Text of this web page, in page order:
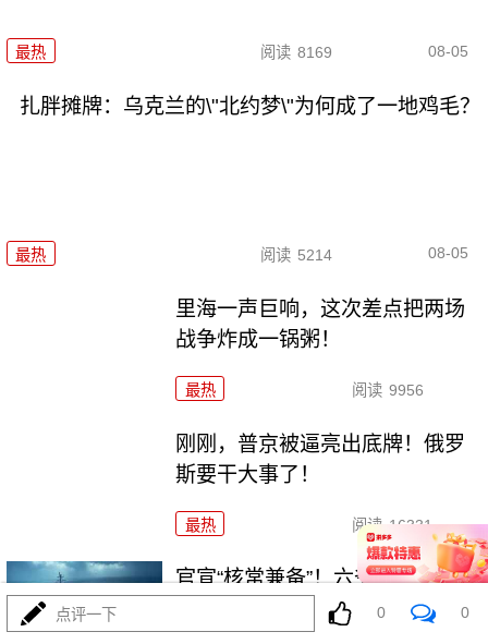
最热 阅读 8169 08-05
扎胖摊牌：乌克兰的\"北约梦\"为何成了一地鸡毛？
最热 阅读 5214 08-05
里海一声巨响，这次差点把两场
战争炸成一锅粥！
最热 阅读 9956
刚刚，普京被逼亮出底牌！俄罗
斯要干大事了！
最热 阅读 16331
官宣“核常兼备”！六爷挂弹反航
点评一下 0 0